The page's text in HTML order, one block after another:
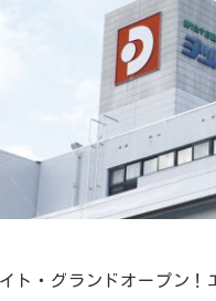
ト・グランドオープン！